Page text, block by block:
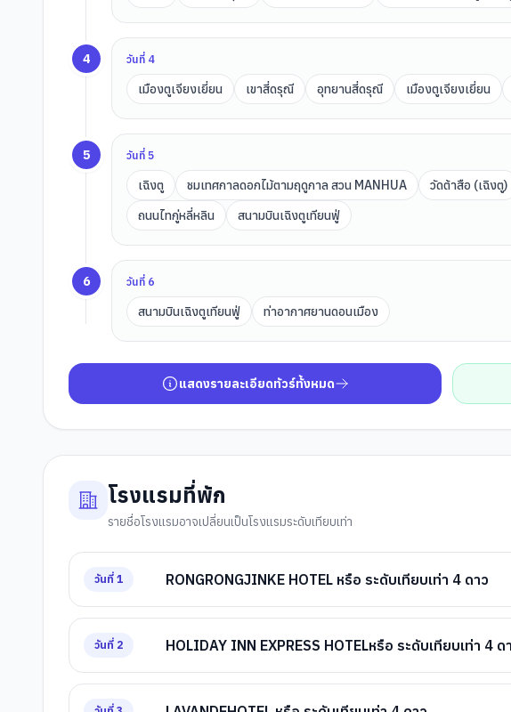
4 วันที่ 4
เมืองตูเจียงเยี่ยน เขาสี่ดรุณี อุทยานสี่ดรุณี เมืองตูเจียงเยี่ยน
5 วันที่5
เฉิงตู ชมเทศกาลดอกไม้ตามฤดูกาล สวน MANHUA วัดต้าสือ (เฉิงตู)
ถนนไทกู่หลี่หลิน
สนามบินเฉิงตูเทียนฟู่
6 วันที่ 6
สนามบินเฉิงตูเทียนฟู่ ท่าอากาศยานดอนเมือง
แสดงรายละเอียดทัวร์ทั้งหมด
โรงแรมที่พัก
รายชื่อโรงแรมอาจเปลี่ยนเป็นโรงแรมระดับเทียบเท่า
วันที่ 1 RONGRONGJINKE HOTEL หรือ ระดับเทียบเท่า 4 ดาว
วันที่ 2 HOLIDAY INN EXPRESS HOTELหรือ ระดับเทียบเท่า 4 ด